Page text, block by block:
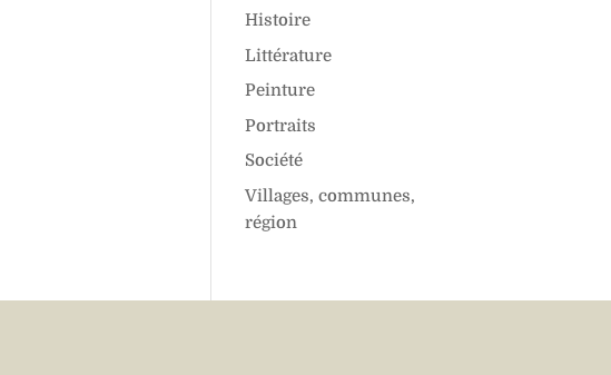
Histoire
Littérature
Peinture
Portraits
Société
Villages, communes,
région